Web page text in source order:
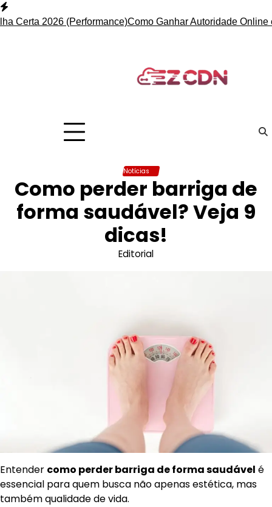
Skip
to 2026 (Performance)Como Ganhar Autoridade Online com
Notícias
Como perder barriga de
forma saudável? Veja 9
dicas!
Editorial
Entender como perder barriga de forma saudável é
essencial para quem busca não apenas estética, mas
também qualidade de vida.